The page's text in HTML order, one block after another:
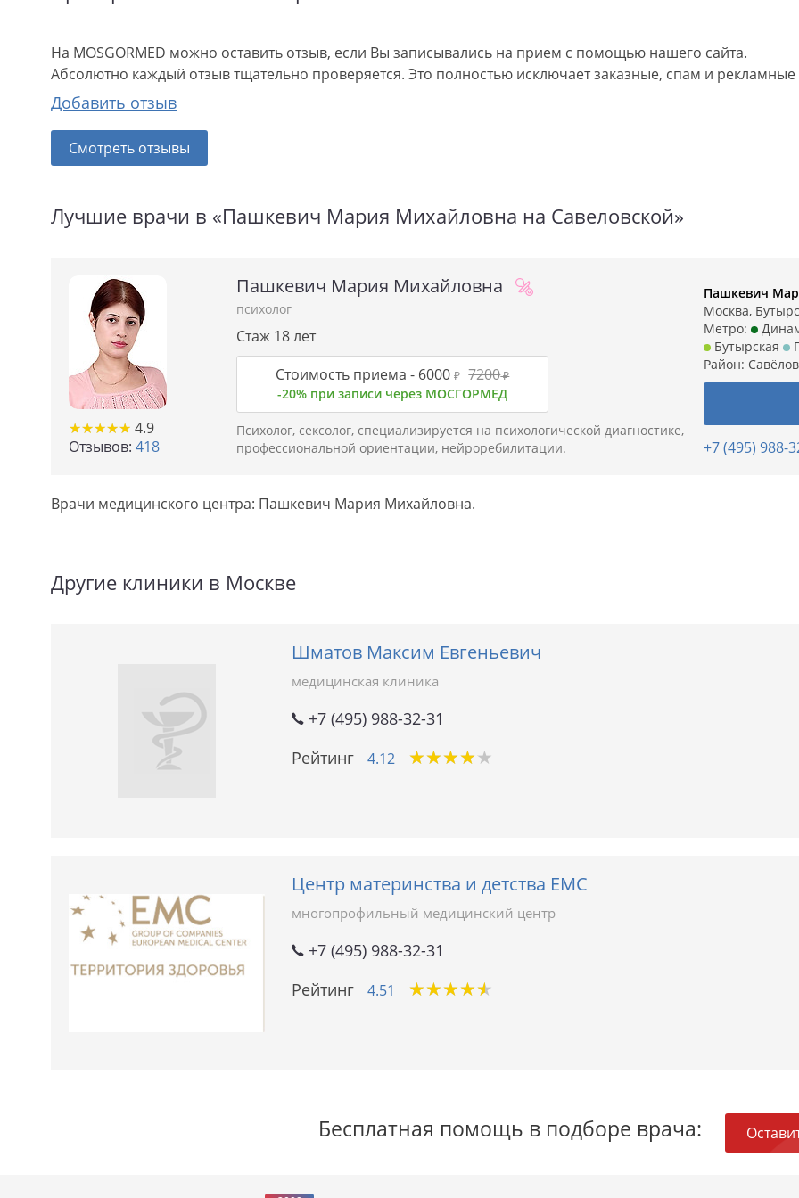
На MOSGORMED можно оставить отзыв, если Вы записывались на прием с помощью нашего сайта.
Абсолютно каждый отзыв тщательно проверяется. Это полностью исключает заказные, спам и
Добавить отзыв
Смотреть отзывы
Лучшие врачи в «Пашкевич Мария Михайловна на Савеловской»
★★★★★
★★★★★ 4.9
Отзывов: 418
Пашкевич Мария Михайловна
психолог
Стаж 18 лет
Стоимость приема - 6000₽ 7200₽
-20% при записи через МОСГОРМЕД
Психолог, сексолог, специализируется на психологической диагностике,
профессиональной ориентации, нейроребилитации.
Пашкевич
Москва,
Метро:
Бутырская
Район:
+7 (495) 988-
Врачи медицинского центра: Пашкевич Мария Михайловна.
Другие клиники в Москве
Шматов Максим Евгеньевич
медицинская клиника
+7 (495) 988-32-31
Рейтинг
4.12 ★★★★★
★★★★★
Центр материнства и детства ЕМС
многопрофильный медицинский центр
+7 (495) 988-32-31
Рейтинг
4.51 ★★★★★
★★★★★
Бесплатная помощь в подборе врача: